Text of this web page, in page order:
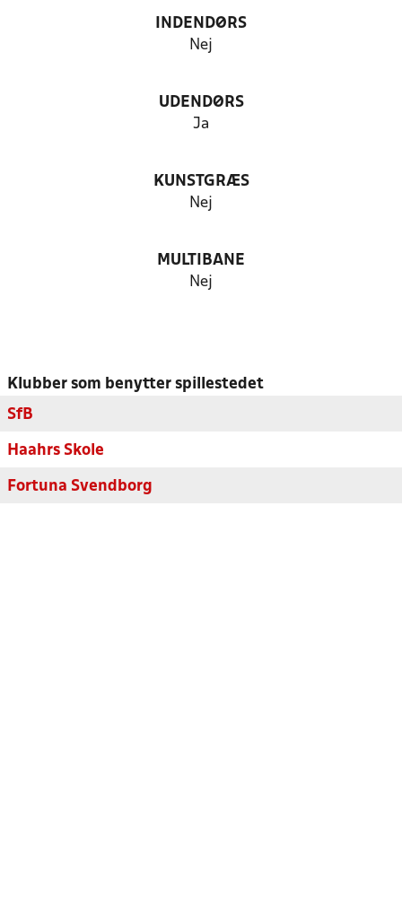
INDENDØRS
Nej
UDENDØRS
Ja
KUNSTGRÆS
Nej
MULTIBANE
Nej
Klubber som benytter spillestedet
SfB
Haahrs Skole
Fortuna Svendborg